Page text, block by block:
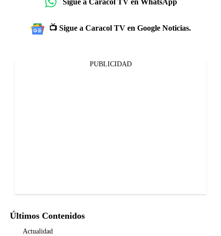
📺 Sigue a Caracol TV en Google Noticias.
PUBLICIDAD
Últimos Contenidos
Actualidad